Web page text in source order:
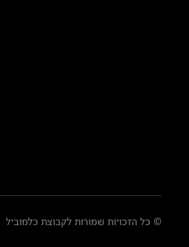
© כל הזכויות שמורות לקבוצת כלמוביל